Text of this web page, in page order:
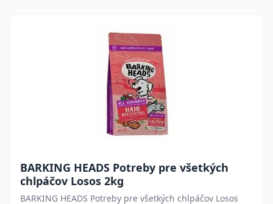
BARKING HEADS Potreby pre všetkých
chlpáčov Losos 2kg
BARKING HEADS Potreby pre všetkých chlpáčov Losos